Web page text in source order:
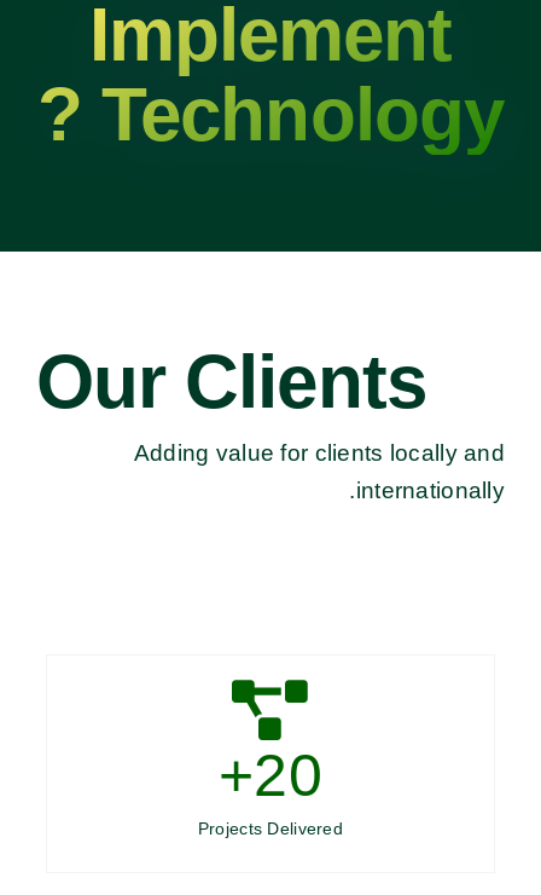
Implement
Technology ?
Our Clients
Adding value for clients locally and
internationally.
20
+
Projects Delivered